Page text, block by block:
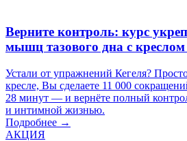
Верните контроль: курс
мышц тазового дна с
Устали от упражнений Кегеля?
кресле, Вы сделаете 11 000
28 минут — и вернёте полный
и интимной жизнью.
Подробнее →
АКЦИЯ